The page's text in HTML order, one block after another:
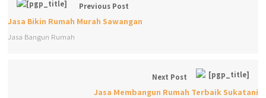
Previous Post
Jasa Bikin Rumah Murah Sawangan
Jasa Bangun Rumah
Next Post
Jasa Membangun Rumah Terbaik Sukatani